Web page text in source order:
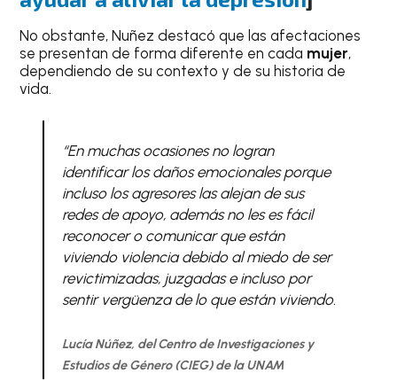
No obstante, Nuñez destacó que las afectaciones
se presentan de forma diferente en cada mujer,
dependiendo de su contexto y de su historia de
vida.
“En muchas ocasiones no logran
identificar los daños emocionales porque
incluso los agresores las alejan de sus
redes de apoyo, además no les es fácil
reconocer o comunicar que están
viviendo violencia debido al miedo de ser
revictimizadas, juzgadas e incluso por
sentir vergüenza de lo que están viviendo.
Lucía Núñez, del Centro de Investigaciones y
Estudios de Género (CIEG) de la UNAM